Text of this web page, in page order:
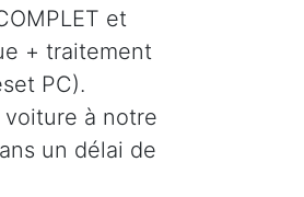
et
+ traitement
PC).
à notre
un délai de